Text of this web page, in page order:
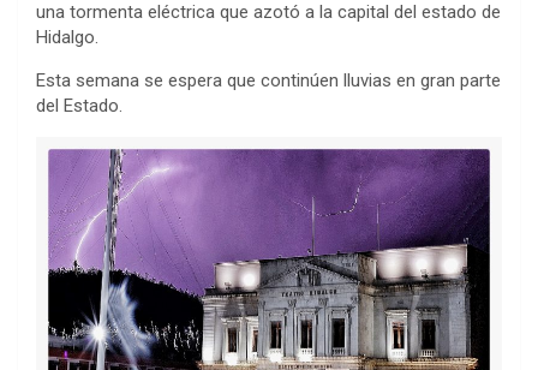
una tormenta eléctrica que azotó a la capital del estado de
Hidalgo.
Esta semana se espera que continúen lluvias en gran parte
del Estado.